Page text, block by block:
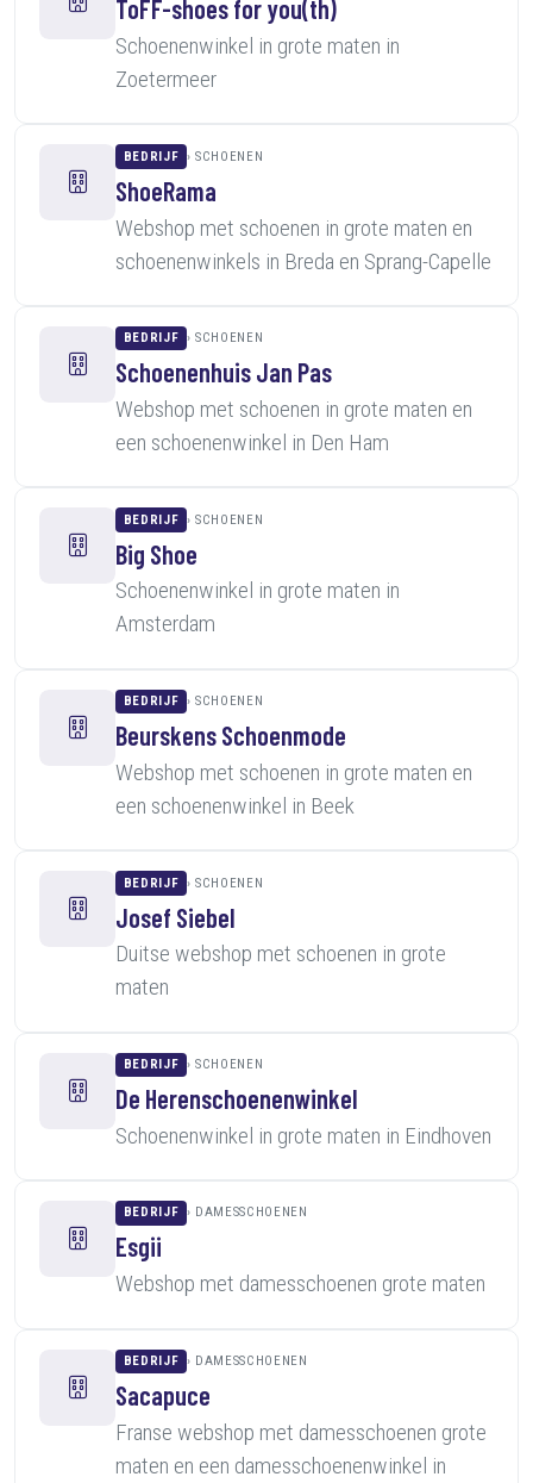
ToFF-shoes for you(th)
Schoenenwinkel in grote maten in
Zoetermeer
BEDRIJF SCHOENEN
ShoeRama
Webshop met schoenen in grote maten en
schoenenwinkels in Breda en Sprang-Capelle
BEDRIJF SCHOENEN
Schoenenhuis Jan Pas
Webshop met schoenen in grote maten en
een schoenenwinkel in Den Ham
BEDRIJF SCHOENEN
Big Shoe
Schoenenwinkel in grote maten in
Amsterdam
BEDRIJF SCHOENEN
Beurskens Schoenmode
Webshop met schoenen in grote maten en
een schoenenwinkel in Beek
BEDRIJF SCHOENEN
Josef Siebel
Duitse webshop met schoenen in grote
maten
BEDRIJF SCHOENEN
De Herenschoenenwinkel
Schoenenwinkel in grote maten in Eindhoven
BEDRIJF DAMESSCHOENEN
Esgii
Webshop met damesschoenen grote maten
BEDRIJF DAMESSCHOENEN
Sacapuce
Franse webshop met damesschoenen grote
maten en een damesschoenenwinkel in